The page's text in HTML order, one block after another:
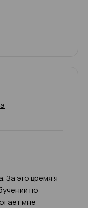
За это время я
по
мне